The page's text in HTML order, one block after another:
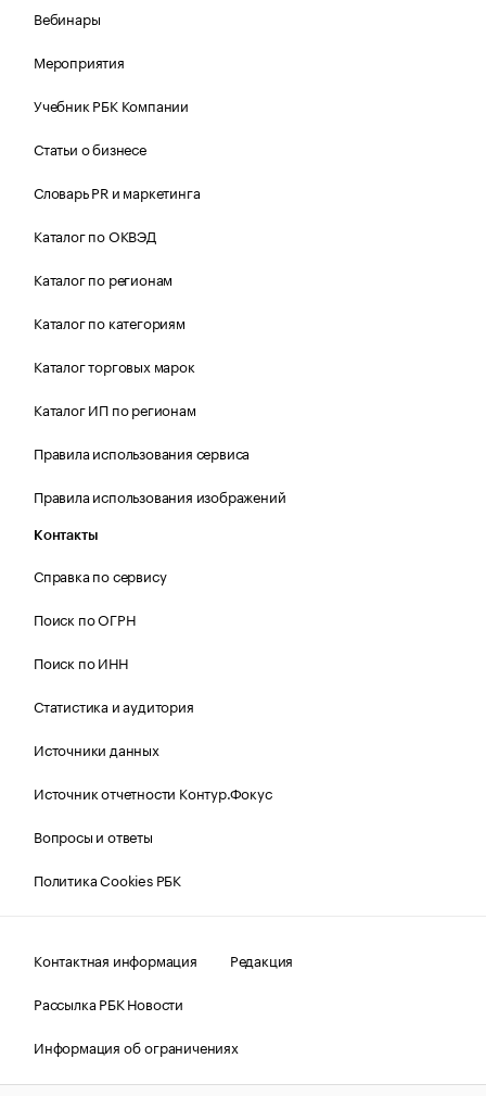
Вебинары
Мероприятия
Учебник РБК Компании
Статьи о бизнесе
Словарь PR и маркетинга
Каталог по ОКВЭД
Каталог по регионам
Каталог по категориям
Каталог торговых марок
Каталог ИП по регионам
Правила использования сервиса
Правила использования изображений
Контакты
Справка по сервису
Поиск по ОГРН
Поиск по ИНН
Статистика и аудитория
Источники данных
Источник отчетности Контур.Фокус
Вопросы и ответы
Политика Cookies РБК
Контактная информация
Редакция
Рассылка РБК Новости
Информация об ограничениях
Правовая информация
О соблюдении авторских прав